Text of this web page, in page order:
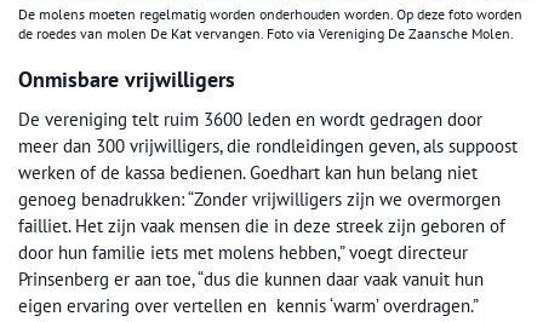
De molens moeten regelmatig worden onderhouden worden. Op deze foto worden
de roedes van molen De Kat vervangen. Foto via Vereniging De Zaansche Molen.
Onmisbare vrijwilligers
De vereniging telt ruim 3600 leden en wordt gedragen door
meer dan 300 vrijwilligers, die rondleidingen geven, als suppoost
werken of de kassa bedienen. Goedhart kan hun belang niet
genoeg benadrukken: “Zonder vrijwilligers zijn we overmorgen
failliet. Het zijn vaak mensen die in deze streek zijn geboren of
door hun familie iets met molens hebben,” voegt directeur
Prinsenberg er aan toe, “dus die kunnen daar vaak vanuit hun
eigen ervaring over vertellen en kennis ‘warm’ overdragen.”